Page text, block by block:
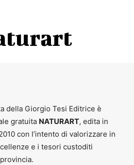
della Giorgio Tesi Editrice è
gratuita NATURART, edita in
con l’intento di valorizzare in
e i tesori custoditi